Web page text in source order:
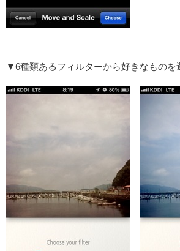
▼6種類あるフィルターから好きなものを